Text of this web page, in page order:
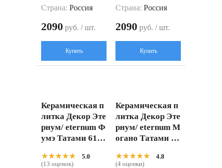
Страна: Россия
2090 руб. / шт.
Купить
Страна: Россия
2090 руб. / шт.
Купить
Керамическая п
литка Декор Эте
рнум/ eternum Ф
умэ Татами 6101
невый 20x80
★★★★★
★★★★★
5.0
(13 оценок)
Керамическая п
литка Декор Эте
рнум/ eternum М
огано Татами 61
ичневый 20x80
★★★★★
★★★★★
4.8
(4 оценки)